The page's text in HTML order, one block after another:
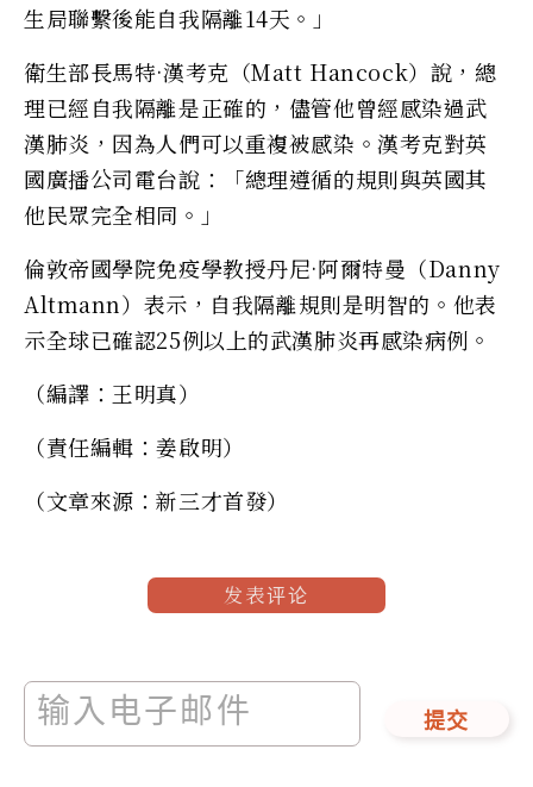
生局聯繫後能自我隔離14天。」
衛生部長馬特·漢考克（Matt Hancock）說，總
理已經自我隔離是正確的，儘管他曾經感染過武
漢肺炎，因為人們可以重複被感染。漢考克對英
國廣播公司電台說：「總理遵循的規則與英國其
他民眾完全相同。」
倫敦帝國學院免疫學教授丹尼·阿爾特曼（Danny
Altmann）表示，自我隔離規則是明智的。他表
示全球已確認25例以上的武漢肺炎再感染病例。
（編譯：王明真）
（責任編輯：姜啟明）
（文章來源：新三才首發）
发表评论
提交